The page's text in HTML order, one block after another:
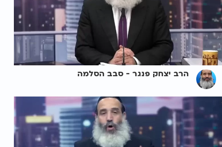
הרב יצחק פנגר - סבב הסלמה